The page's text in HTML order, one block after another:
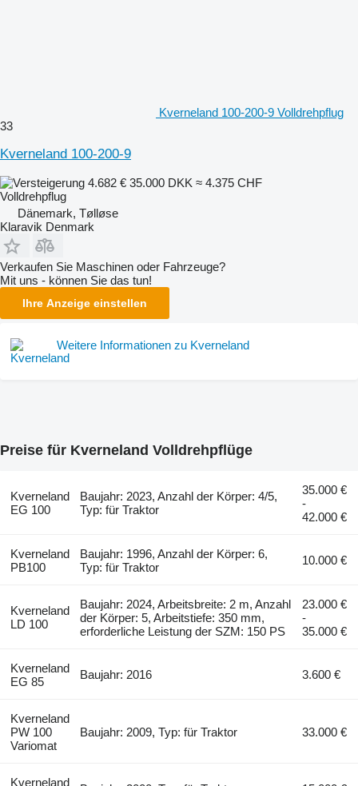
Kverneland 100-200-9 Volldrehpflug
33
Kverneland 100-200-9
4.682 € 35.000 DKK ≈ 4.375 CHF
Volldrehpflug
Dänemark, Tølløse
Klaravik Denmark
Verkaufen Sie Maschinen oder Fahrzeuge?
Mit uns - können Sie das tun!
Ihre Anzeige einstellen
Weitere Informationen zu Kverneland
Preise für Kverneland Volldrehpflüge
Kverneland
EG 100
Baujahr: 2023, Anzahl der Körper: 4/5,
Typ: für Traktor
35.000 €
-
42.000 €
Kverneland
PB100
Baujahr: 1996, Anzahl der Körper: 6,
Typ: für Traktor
10.000 €
Kverneland
LD 100
Baujahr: 2024, Arbeitsbreite: 2 m, Anzahl
der Körper: 5, Arbeitstiefe: 350 mm,
erforderliche Leistung der SZM: 150 PS
23.000 €
-
35.000 €
Kverneland
EG 85
Baujahr: 2016 3.600 €
Kverneland
PW 100
Variomat
Baujahr: 2009, Typ: für Traktor 33.000 €
Kverneland